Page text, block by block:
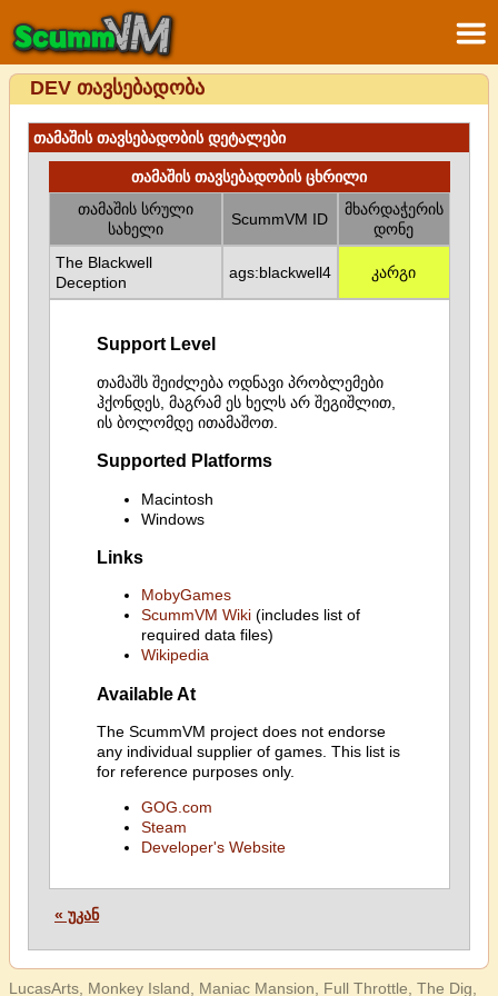
DEV თავსებადობა
თამაშის თავსებადობის დეტალები
თამაშის თავსებადობის ცხრილი
თამაშის სრული
სახელი
ScummVM ID
მხარდაჭერის
დონე
The Blackwell
Deception
ags:blackwell4 კარგი
Support Level
თამაშს შეიძლება ოდნავი პრობლემები
ჰქონდეს, მაგრამ ეს ხელს არ შეგიშლით,
ის ბოლომდე ითამაშოთ.
Supported Platforms
Macintosh
Windows
Links
MobyGames
ScummVM Wiki(includes list of
required data files)
Wikipedia
Available At
The ScummVM project does not endorse
any individual supplier of games. This list is
for reference purposes only.
GOG.com
Steam
Developer's Website
« უკან
LucasArts, Monkey Island, Maniac Mansion, Full Throttle, The Dig,